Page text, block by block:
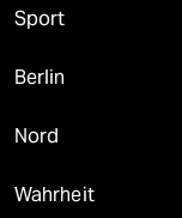
Sport
Berlin
Nord
Wahrheit